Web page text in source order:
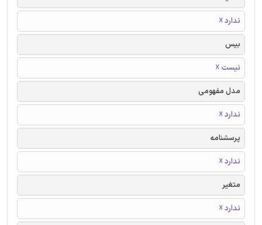
ندارد ☓
بیس
نیست ☓
مدل مفهومی
ندارد ☓
پرسشنامه
ندارد ☓
متغیر
ندارد ☓